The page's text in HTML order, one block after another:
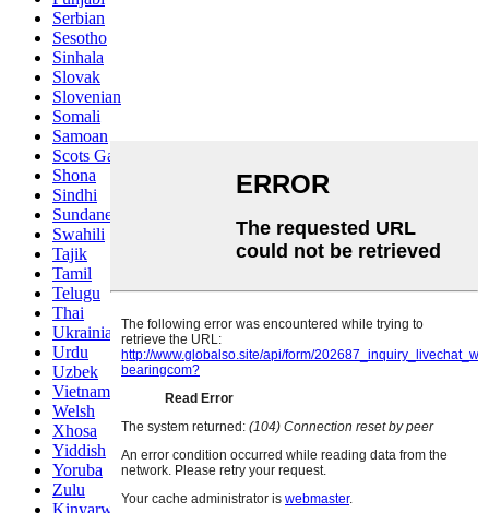
Serbian
Sesotho
Sinhala
Slovak
Slovenian
Somali
Samoan
Scots Gaelic
Shona
Sindhi
Sundanese
Swahili
Tajik
Tamil
Telugu
Thai
Ukrainian
Urdu
Uzbek
Vietnamese
Welsh
Xhosa
Yiddish
Yoruba
Zulu